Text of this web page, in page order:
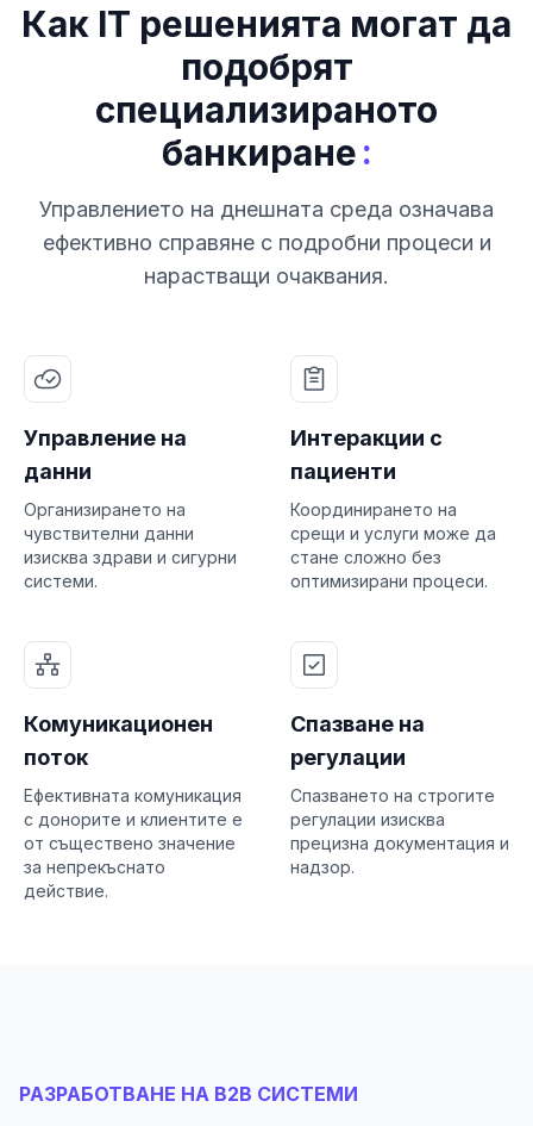
Как IT решенията могат да
подобрят
специализираното
банкиране:
Управлението на днешната среда означава
ефективно справяне с подробни процеси и
нарастващи очаквания.
Управление на
данни
Организирането на
чувствителни данни
изисква здрави и сигурни
системи.
Интеракции с
пациенти
Координирането на
срещи и услуги може да
стане сложно без
оптимизирани процеси.
Комуникационен
поток
Ефективната комуникация
с донорите и клиентите е
от съществено значение
за непрекъснато
действие.
Спазване на
регулации
Спазването на строгите
регулации изисква
прецизна документация и
надзор.
РАЗРАБОТВАНЕ НА B2B СИСТЕМИ